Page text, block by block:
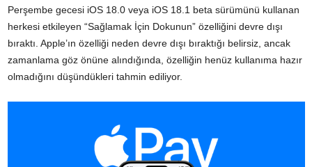
Perşembe gecesi iOS 18.0 veya iOS 18.1 beta sürümünü kullanan
herkesi etkileyen “Sağlamak İçin Dokunun” özelliğini devre dışı
bıraktı. Apple’ın özelliği neden devre dışı bıraktığı belirsiz, ancak
zamanlama göz önüne alındığında, özelliğin henüz kullanıma hazır
olmadığını düşündükleri tahmin ediliyor.